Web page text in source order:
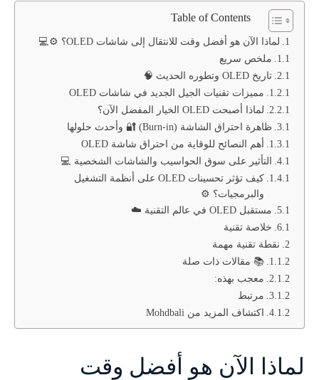
Table of Contents
لماذا الآن هو أفضل وقت للانتقال إلى شاشات OLED؟ ⚙️💻
ملخص سريع
تاريخ OLED وتطوره الحديث 🧠
مميزات تقنيات الجيل الجديد في شاشات OLED
لماذا أصبحت OLED الخيار المفضل الآن؟
ظاهرة احتراق الشاشة (Burn-in) 🔐 وأحدث حلولها
أهم النصائح للوقاية من احتراق شاشة OLED
التأثير على سوق الحواسيب والشاشات الشخصية 💻
كيف تؤثر تحسينات OLED على أنظمة التشغيل
والبرمجيات؟ ⚙️
مستقبل OLED في عالم التقنية ☁️
خلاصة تقنية
نقطة تقنية مهمة
📚 مقالات ذات صلة
معجب بهذه:
مرتبط
اكتشاف المزيد من Mohdbali
لماذا الآن هو أفضل وقت